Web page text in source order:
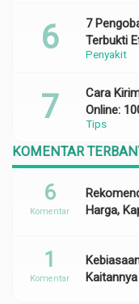
Penyakit
7
Terbukti
Tips
Cara
Online:
KOMENTAR
Harga,
6
Komentar
1
Komentar